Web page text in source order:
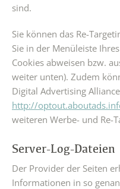
sind.
Sie können das Re-
Sie in der Menüleiste
Cookies abweisen bzw.
weiter unten). Zudem
Digital Advertising
http://
weiteren Werbe- und Re-
Server-Log-Dateien
Der Provider der Seiten
Informationen in so